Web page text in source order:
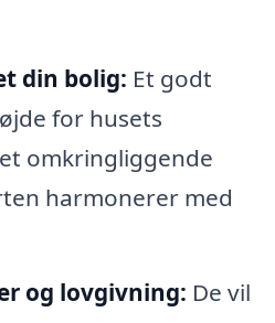
din bolig: Et godt
for husets
omkringliggende
harmonerer med
og lovgivning: De vil